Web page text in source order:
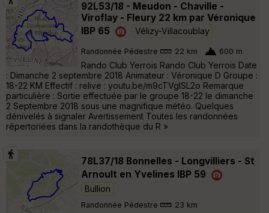
92L53/18 - Meudon - Chaville -
Viroflay - Fleury 22 km par Véronique
IBP 65
Vélizy-Villacoublay
Randonnée Pédestre 22 km 600 m
Rando Club Yerrois Rando Club Yerrois Date
: Dimanche 2 septembre 2018 Animateur : Véronique D Groupe :
18-22 KM Effectif : relive : youtu.be/m9cTVglSL2o Remarque
particulière : Sortie effectuée par le groupe 18-22 le dimanche
2 Septembre 2018 sous une magnifique météo. Quelques
dénivelés à signaler Avertissement Toutes les randonnées
répertoriées dans la randothèque du R »
78L37/18 Bonnelles - Longvilliers - St
Arnoult en Yvelines IBP 59
Bullion
Randonnée Pédestre 23 km